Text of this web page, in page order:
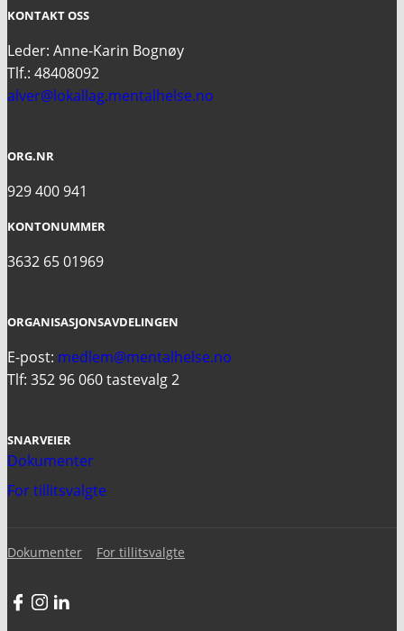
KONTAKT OSS
Leder: Anne-Karin Bognøy
Tlf.: 48408092
alver@lokallag.mentalhelse.no
ORG.NR
929 400 941
KONTONUMMER
3632 65 01969
ORGANISASJONSAVDELINGEN
E-post: medlem@mentalhelse.no
Tlf: 352 96 060 tastevalg 2
SNARVEIER
Dokumenter
For tillitsvalgte
Dokumenter For tillitsvalgte